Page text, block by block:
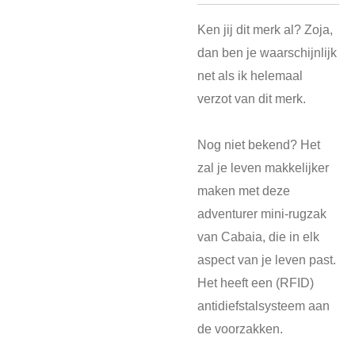
Ken jij dit merk al? Zoja,
dan ben je waarschijnlijk
net als ik helemaal
verzot van dit merk.
Nog niet bekend? Het
zal je leven makkelijker
maken met deze
adventurer mini-rugzak
van Cabaia, die in elk
aspect van je leven past.
Het heeft een (RFID)
antidiefstalsysteem aan
de voorzakken.